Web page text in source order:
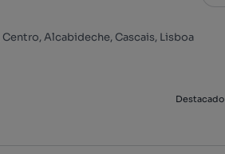
Alcabideche, Cascais, Lisboa
Destacado